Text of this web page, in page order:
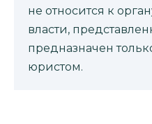
не относится к
власти,
предназначен
юристом.